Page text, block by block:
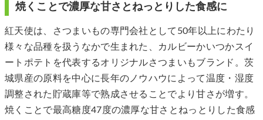
焼くことで濃厚な甘さとねっとりした食感に
紅天使は、さつまいもの専門会社として50年以上にわたり
様々な品種を扱うなかで生まれた、カルビーかいつかスイ
ートポテトを代表するオリジナルさつまいもブランド。茨
城県産の原料を中心に長年のノウハウによって温度・湿度
調整された貯蔵庫等で熟成させることでより甘さが増す。
焼くことで最高糖度47度の濃厚な甘さとねっとりした食感